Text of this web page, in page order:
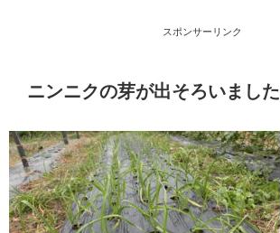
スポンサーリンク
ニンニクの芽が出そろいました